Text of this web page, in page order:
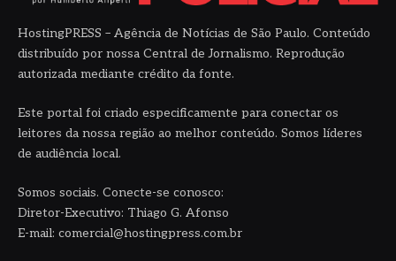
HostingPRESS – Agência de Notícias de São Paulo. Conteúdo
distribuído por nossa Central de Jornalismo. Reprodução
autorizada mediante crédito da fonte.
Este portal foi criado especificamente para conectar os
leitores da nossa região ao melhor conteúdo. Somos líderes
de audiência local.
Somos sociais. Conecte-se conosco:
Diretor-Executivo: Thiago G. Afonso
E-mail: comercial@hostingpress.com.br